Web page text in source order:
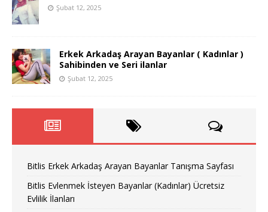
Şubat 12, 2025
Erkek Arkadaş Arayan Bayanlar ( Kadınlar )
Sahibinden ve Seri ilanlar
Şubat 12, 2025
Bitlis Erkek Arkadaş Arayan Bayanlar Tanışma Sayfası
Bitlis Evlenmek İsteyen Bayanlar (Kadınlar) Ücretsiz
Evlilik İlanları